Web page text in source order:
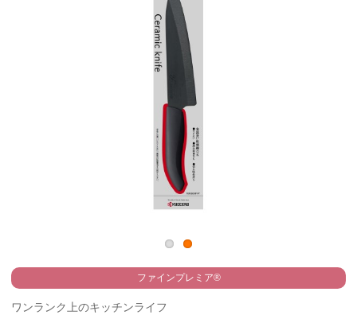
ファインプレミア®
ワンランク上のキッチンライフ